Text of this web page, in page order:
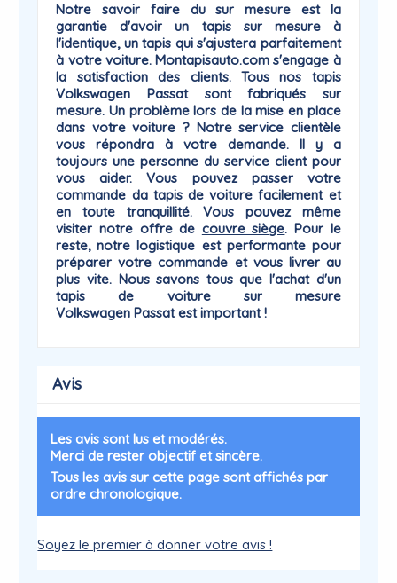
Notre savoir faire du sur mesure est la
garantie d'avoir un tapis sur mesure à
l'identique, un tapis quis'ajustera parfaitement
à votre voiture. Montapisauto.com s'engage à
la satisfaction des clients. Tous nos tapis
Volkswagen Passat sont fabriqués sur
mesure. Un problème lors de la mise en place
dans votre voiture ? Notre service clientèle
vous répondra à votre demande. Il y a
toujours une personne du service clientpour
vous aider. Vous pouvez passer votre
commande da tapis de voiture facilement et
en toute tranquillité. Vous pouvez même
visiter notre offre de couvre siège. Pour le
reste, notre logistique est performante pour
préparer votre commande et vous livrer au
plus vite. Nous savons tous que l'achat d'un
tapis de voiture sur mesure
Volkswagen Passatest important !
Avis
Les avis sont lus et modérés.
Merci de rester objectif et sincère.
Tous les avis sur cette page sont affichés par
ordre chronologique.
Soyez le premier à donner votre avis !